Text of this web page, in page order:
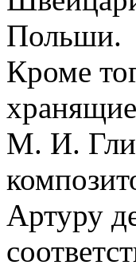
Польши.
Кроме
М. И.
Артуру